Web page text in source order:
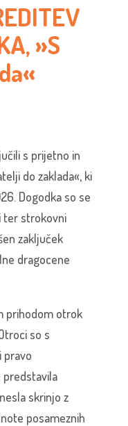
»S
s prijetno in
do zaklada«, ki
Dogodka so se
ter strokovni
zaključek
dragocene
prihodom otrok
so s
pravo
predstavila
skrinjo z
posameznih